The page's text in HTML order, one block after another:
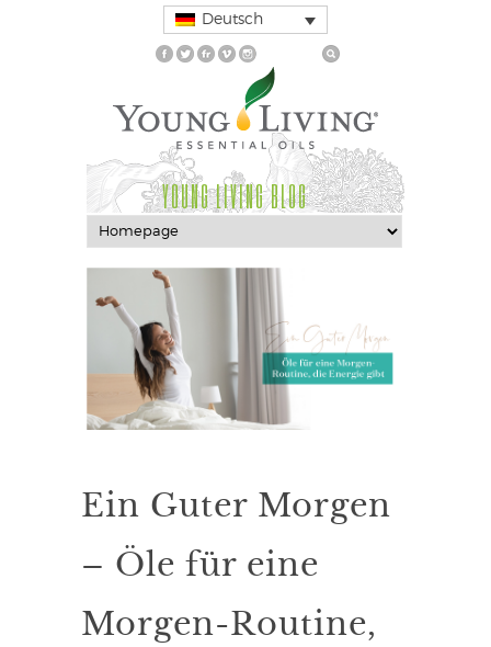
Deutsch
YOUNG LIVING BLOG
Ein Guter Morgen
– Öle für eine
Morgen-Routine,